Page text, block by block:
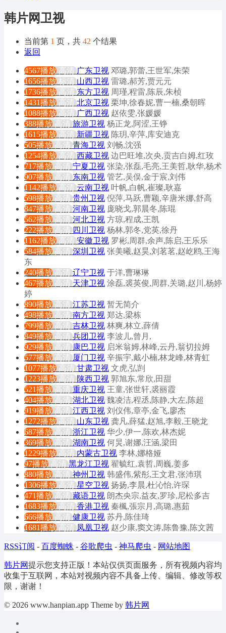
韩片网卫视
当前第 1 页，共 42 个结果
返回
4567播放 高清 广东卫视 邓璐,郭蕾,王世军,朱荣
1656播放 标清 山西卫视 雷璐,郝芳,贾元元
1736播放 高清 东方卫视 周瑾,程雷,陈辰,朱桢
1431播放 高清 北京卫视 栗坤,徐春妮,曹一楠,桑朝晖
1088播放 高清 广西卫视 赵依雯,张媛媛
388播放 高清 旅游卫视 杨正龙,阿涩,王铮
1615播放 高清 新疆卫视 陈玥,辛萍,库安迪克
505播放 高清 青海卫视 刘畅,沈强
1254播放 高清 西藏卫视 边巴旺堆,次央,贡吉白姆,红玫
717播放 高清 宁夏卫视 张染,张磊,毛亮,王美哲,耿华,杨术
907播放 高清 东南卫视 管艺,吴俣,金于宸,刘伟
1142播放 高清 云南卫视 叶帆,白帆,崔璨,耿嘉
598播放 高清 贵州卫视 倪萍,马跃,曹颖,辛唐米娜,舒高
847播放 高清 河南卫视 庞晓戈,郭晨冬,陈琨
562播放 高清 河北卫视 方琼,程成,王凯
222播放 高清 四川卫视 杨林,郭冬,党英,徐丹
1162播放 高清 安徽卫视 罗彬,周群,余声,陈启,王乐乐
584播放 高清 深圳卫视 张美曦,赵昊,刘茗茗,赵屹鸥,王海
东
240播放 高清 辽宁卫视 于洋,曹琳琳
467播放 高清 天津卫视 涂磊,裘英俊,周群,关璐,赵川,杨婷
婷
890播放 高清 江苏卫视 暂无简介
498播放 高清 南方卫视 郑达,梁栋
799播放 高清 吉林卫视 林爽,林立,薛倩
849播放 高清 兵团卫视 李波儿,曾月,
929播放 高清 康巴卫视 启米翁姆,林峰,云丹,翁切拉姆
577播放 高清 厦门卫视 辛振宇,戴小楠,林龙峰,林青虹
1077播放 高清 甘肃卫视 文虎,弘剀
1223播放 高清 陕西卫视 郭旭东,常欣,田甜
521播放 高清 重庆卫视 王童,张世轩,裘丽霞
404播放 高清 湖北卫视 魏凌洁,程丞,陈静,大左,陈超
919播放 高清 江西卫视 刘仪伟,章亭,金飞,廖杰
1272播放 高清 山东卫视 龚凡,薛猛,赵旭,李毅,王晓龙
687播放 高清 浙江卫视 华少,伊一,陈欢,林杰妮
369播放 高清 湖南卫视 何炅,谢娜,汪涵,梁田
1229播放 高清 内蒙古卫视 李林,娜格娅
97播放 高清 黑龙江卫视 翟毓红,袁哲,周巍,姜多
880播放 高清 神州卫视 韩盛伟,紫彤,王文君,张沛琪
1306播放 高清 星空卫视 扬扬,李晨,杜沁怡,许琛
471播放 高清 藏语卫视 朗杰央宗,益友,罗珍,尼松多吉
1683播放 高清 香港卫视 秦楓,張宗月,高璐,惠茹
666播放 高清 健康卫视 苏丹,陈佳琦
1681播放 高清 凤凰卫视 赵少康,窦文涛,陈鲁豫,陈文茜
RSS订阅 - 百度蜘蛛 - 谷歌爬虫 - 神马爬虫 - 网站地图
韩片网提示您支持正版！本站仅供页面服务，所有视频内容均
收集于互联网，本站对视频内容不具备上传、编辑、修改等权
限，谢谢！
© 2026 www.hanpian.app Theme by 韩片网